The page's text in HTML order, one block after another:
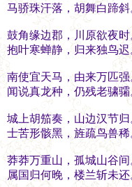
马骄珠汗落，胡舞白蹄
鼓角缘边郡，川原欲夜
抱叶寒蝉静，归来独鸟
南使宜天马，由来万匹
闻说真龙种，仍残老骕
城上胡笳奏，山边汉节
士苦形骸黑，旌疏鸟兽
莽莽万重山，孤城山谷
属国归何晚，楼兰斩未